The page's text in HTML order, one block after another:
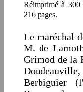
Réimprimé à 300
216 pages.
Le maréchal
M. de
Grimod de la
Berbiguier